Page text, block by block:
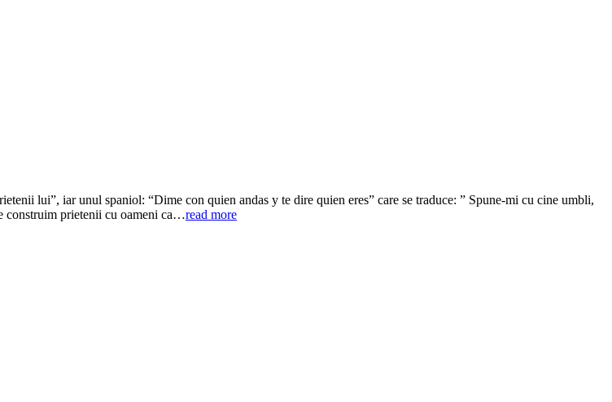
lui”, iar unul spaniol: “Dime con quien andas y te dire quien eres” care se traduce: ” Spune-mi cu cine umbli,
construim prietenii cu oameni ca…read more